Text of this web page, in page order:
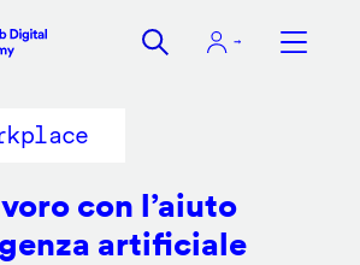
con l’aiuto
artificiale